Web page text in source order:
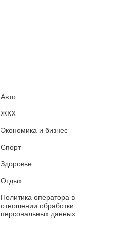
Авто
ЖКХ
Экономика и бизнес
Спорт
Здоровье
Отдых
Политика оператора в
отношении обработки
персональных данных